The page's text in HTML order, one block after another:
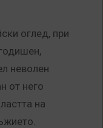
оглед, при
неволен
от него
на